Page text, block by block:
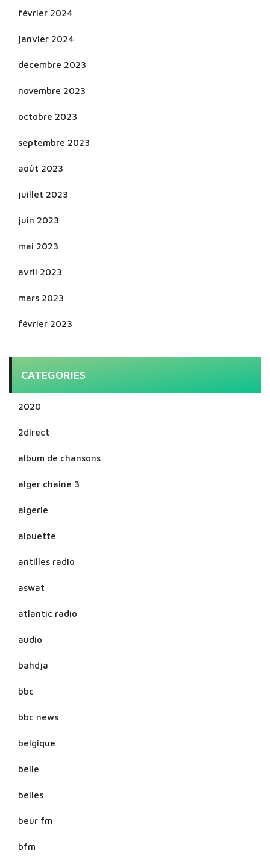
février 2024
janvier 2024
décembre 2023
novembre 2023
octobre 2023
septembre 2023
août 2023
juillet 2023
juin 2023
mai 2023
avril 2023
mars 2023
février 2023
CATEGORIES
2020
2direct
album de chansons
alger chaine 3
algerie
alouette
antilles radio
aswat
atlantic radio
audio
bahdja
bbc
bbc news
belgique
belle
belles
beur fm
bfm